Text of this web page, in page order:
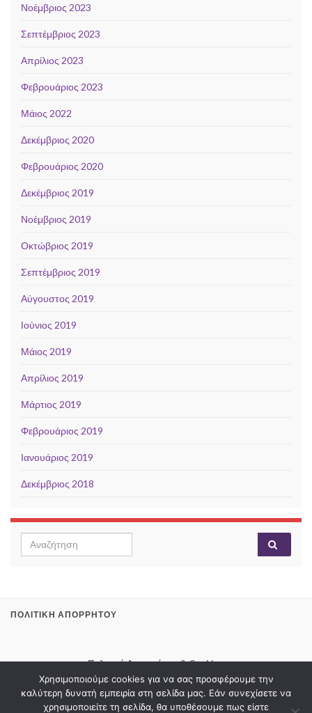
Νοέμβριος 2023
Σεπτέμβριος 2023
Απρίλιος 2023
Φεβρουάριος 2023
Μάιος 2022
Δεκέμβριος 2020
Φεβρουάριος 2020
Δεκέμβριος 2019
Νοέμβριος 2019
Οκτώβριος 2019
Σεπτέμβριος 2019
Αύγουστος 2019
Ιούνιος 2019
Μάιος 2019
Απρίλιος 2019
Μάρτιος 2019
Φεβρουάριος 2019
Ιανουάριος 2019
Δεκέμβριος 2018
Search for:
ΠΟΛΙΤΙΚΉ ΑΠΟΡΡΉΤΟΥ
Πολιτική Απορρήτου & Cookies
Χρησιμοποιούμε cookies για να σας προσφέρουμε την
καλύτερη δυνατή εμπειρία στη σελίδα μας. Εάν συνεχίσετε να
χρησιμοποιείτε τη σελίδα, θα υποθέσουμε πως είστε